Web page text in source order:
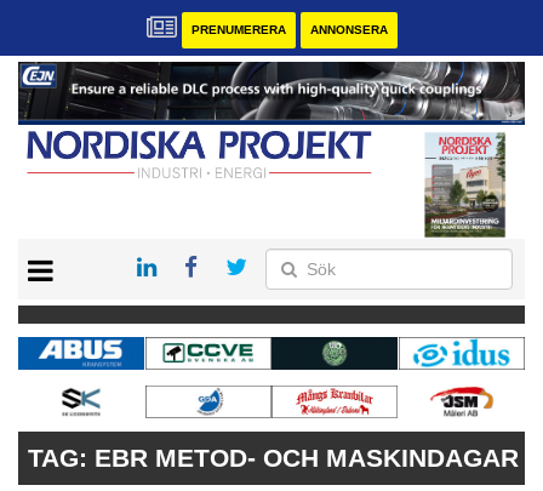
PRENUMERERA ANNONSERA
KONTAKT
VÅRA ANDRA MAGASIN
PRENUMERERA
ANNONSERA
TAG: EBR METOD- OCH MASKINDAGAR